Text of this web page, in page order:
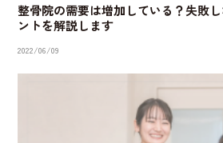
整骨院の需要は増加している？失敗
ントを解説します
2022/06/09